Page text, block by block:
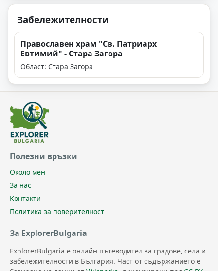
Забележителности
Православен храм "Св. Патриарх
Евтимий" - Стара Загора
Област: Стара Загора
Полезни връзки
Около мен
За нас
Контакти
Политика за поверителност
За ExplorerBulgaria
ExplorerBulgaria е онлайн пътеводител за градове, села и
забележителности в България. Част от съдържанието е